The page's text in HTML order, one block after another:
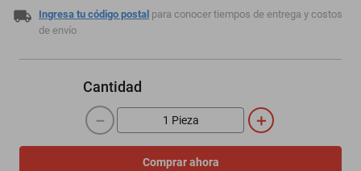
Ingresa tu código postal para conocer tiempos de entrega y costos
de envío
Cantidad
＋
－
Comprar ahora